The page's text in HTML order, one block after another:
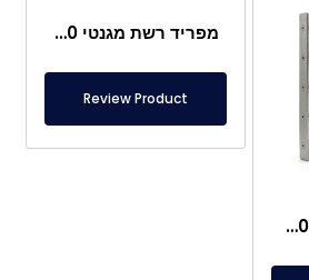
מגנט רשת 300×400 מ"מ המושך מתכות במזון
מפריד רשת מגנטי 420×420 מ"מ
Review Product